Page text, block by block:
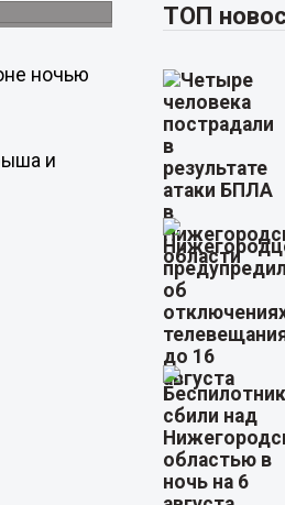
ночью
и
ТОП